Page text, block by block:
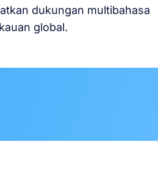
dukungan multibahasa
global.